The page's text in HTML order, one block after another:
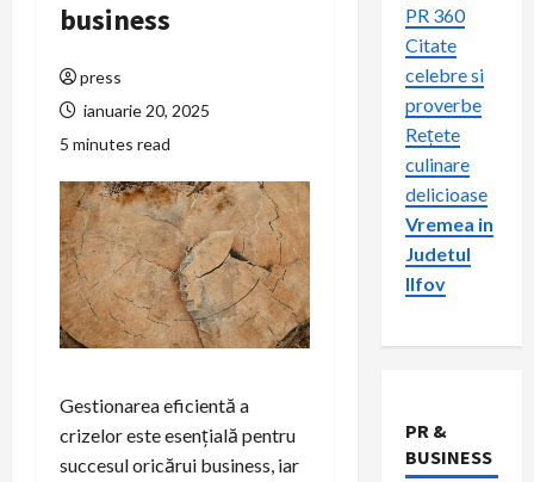
business
press
ianuarie 20, 2025
5 minutes read
Gestionarea eficientă a
crizelor este esențială pentru
succesul oricărui business, iar
PR 360
Citate
celebre si
proverbe
Rețete
culinare
delicioase
Vremea in
Judetul
Ilfov
PR &
BUSINESS